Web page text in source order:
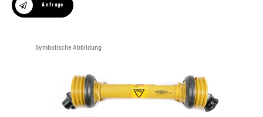
Symbolische Abbildung
Anfrage